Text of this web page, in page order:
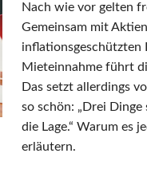
Nach wie vor gelten
Gemeinsam mit
inflationsgeschützten
Mieteinnahme führt
Das setzt allerdings
so schön: „Drei Dinge
die Lage.“ Warum es
erläutern.